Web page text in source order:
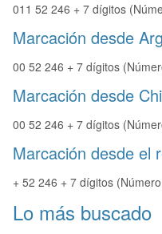
011 52 246 + 7 dígitos
Marcación desde
00 52 246 + 7 dígitos
Marcación desde
00 52 246 + 7 dígitos
Marcación desde el
+ 52 246 + 7 dígitos
Lo más buscado